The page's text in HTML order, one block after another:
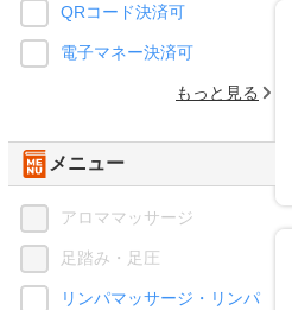
QRコード決済可
電子マネー決済可
もっと見る
メニュー
アロママッサージ
足踏み・足圧
リンパマッサージ・リンパ